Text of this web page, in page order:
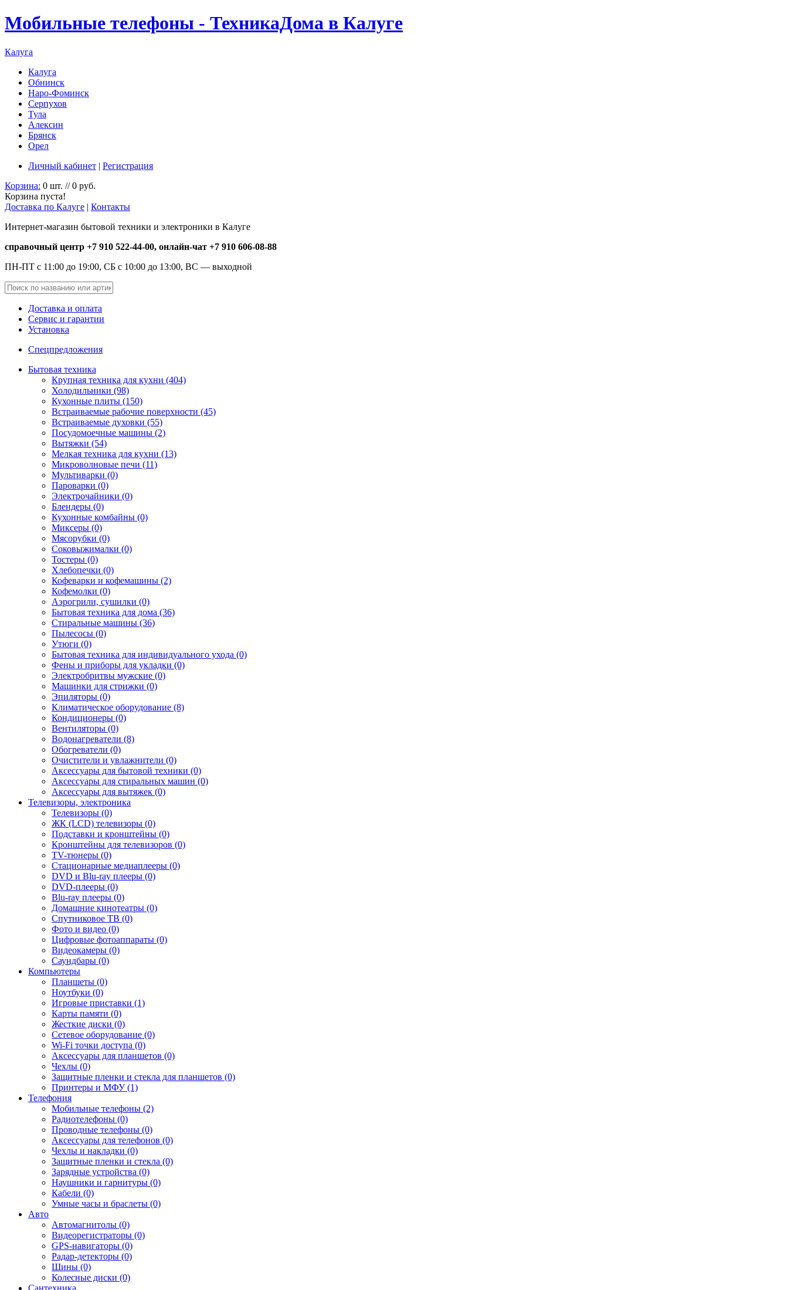
Мобильные телефоны - ТехникаДома в Калуге
Калуга
Калуга
Обнинск
Наро-Фоминск
Серпухов
Тула
Алексин
Брянск
Орел
Личный кабинет | Регистрация
Корзина: 0 шт. // 0 руб.
Корзина пуста!
Доставка по Калуге | Контакты
Интернет-магазин бытовой техники и электроники в Калуге
справочный центр +7 910 522-44-00, онлайн-чат +7 910 606-08-88
ПН-ПТ с 11:00 до 19:00, СБ с 10:00 до 13:00, ВС — выходной
Доставка и оплата
Сервис и гарантии
Установка
Спецпредложения
Бытовая техника
Крупная техника для кухни (404)
Холодильники (98)
Кухонные плиты (150)
Встраиваемые рабочие поверхности (45)
Встраиваемые духовки (55)
Посудомоечные машины (2)
Вытяжки (54)
Мелкая техника для кухни (13)
Микроволновые печи (11)
Мультиварки (0)
Пароварки (0)
Электрочайники (0)
Блендеры (0)
Кухонные комбайны (0)
Миксеры (0)
Мясорубки (0)
Соковыжималки (0)
Тостеры (0)
Хлебопечки (0)
Кофеварки и кофемашины (2)
Кофемолки (0)
Аэрогрили, сушилки (0)
Бытовая техника для дома (36)
Стиральные машины (36)
Пылесосы (0)
Утюги (0)
Бытовая техника для индивидуального ухода (0)
Фены и приборы для укладки (0)
Электробритвы мужские (0)
Машинки для стрижки (0)
Эпиляторы (0)
Климатическое оборудование (8)
Кондиционеры (0)
Вентиляторы (0)
Водонагреватели (8)
Обогреватели (0)
Очистители и увлажнители (0)
Аксессуары для бытовой техники (0)
Аксессуары для стиральных машин (0)
Аксессуары для вытяжек (0)
Телевизоры, электроника
Телевизоры (0)
ЖК (LCD) телевизоры (0)
Подставки и кронштейны (0)
Кронштейны для телевизоров (0)
TV-тюнеры (0)
Стационарные медиаплееры (0)
DVD и Blu-ray плееры (0)
DVD-плееры (0)
Blu-ray плееры (0)
Домашние кинотеатры (0)
Спутниковое ТВ (0)
Фото и видео (0)
Цифровые фотоаппараты (0)
Видеокамеры (0)
Саундбары (0)
Компьютеры
Планшеты (0)
Ноутбуки (0)
Игровые приставки (1)
Карты памяти (0)
Жесткие диски (0)
Сетевое оборудование (0)
Wi-Fi точки доступа (0)
Аксессуары для планшетов (0)
Чехлы (0)
Защитные пленки и стекла для планшетов (0)
Принтеры и МФУ (1)
Телефония
Мобильные телефоны (2)
Радиотелефоны (0)
Проводные телефоны (0)
Аксессуары для телефонов (0)
Чехлы и накладки (0)
Защитные пленки и стекла (0)
Зарядные устройства (0)
Наушники и гарнитуры (0)
Кабели (0)
Умные часы и браслеты (0)
Авто
Автомагнитолы (0)
Видеорегистраторы (0)
GPS-навигаторы (0)
Радар-детекторы (0)
Шины (0)
Колесные диски (0)
Сантехника